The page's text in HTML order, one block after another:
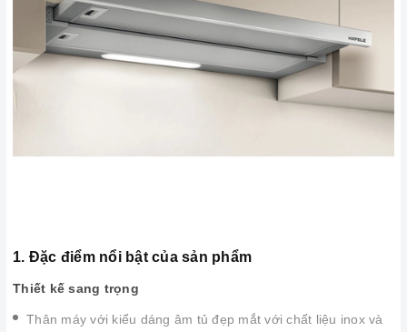
1. Đặc điểm nổi bật của sản phẩm
Thiết kế sang trọng
Thân máy với kiểu dáng âm tủ đẹp mắt với chất liệu inox và